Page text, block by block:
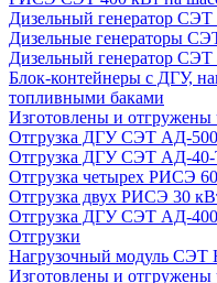
Дизельный генератор СЭТ
Дизельные генераторы
Дизельный генератор СЭТ
Блок-контейнеры с ДГУ,
топливными баками
Изготовлены и
Отгрузка ДГУ СЭТ АД-
Отгрузка ДГУ СЭТ АД-40-
Отгрузка четырех РИСЭ
Отгрузка двух РИСЭ 30
Отгрузка ДГУ СЭТ АД-400-
Отгрузки
Нагрузочный модуль
Изготовлены и